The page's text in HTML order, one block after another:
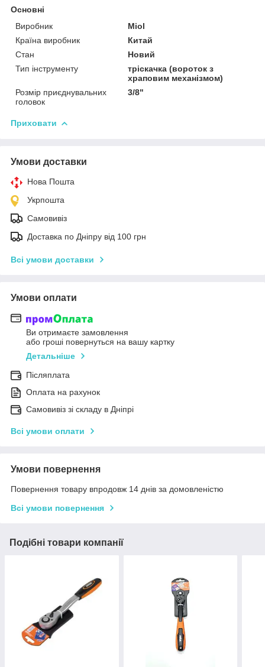
Основні
Виробник
Miol
Країна виробник
Китай
Стан
Новий
Тип інструменту
тріскачка (вороток з
храповим механізмом)
Розмір приєднувальних
головок
3/8"
Приховати
Умови доставки
Нова Пошта
Укрпошта
Самовивіз
Доставка по Дніпру від 100 грн
Всі умови доставки
Умови оплати
Ви отримаєте замовлення
або гроші повернуться на вашу картку
Детальніше
Післяплата
Оплата на рахунок
Самовивіз зі складу в Дніпрі
Всі умови оплати
Умови повернення
Повернення товару впродовж 14 днів за домовленістю
Всі умови повернення
Подібні товари компанії